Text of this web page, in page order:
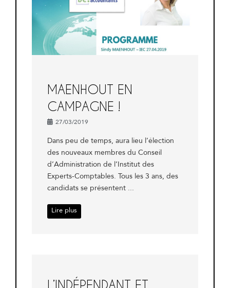
MAENHOUT EN
CAMPAGNE !
27/03/2019
Dans peu de temps, aura lieu l’élection
des nouveaux membres du Conseil
d’Administration de l’Institut des
Experts-Comptables. Tous les 3 ans, des
candidats se présentent ...
Lire plus
L’INDÉPENDANT ET